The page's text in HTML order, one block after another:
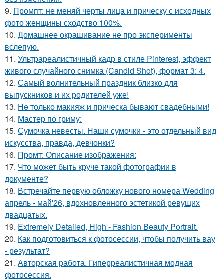
9. Промпт: не меняй черты лица и прическу с исходных
фото женщины сходство 100%.
10. Домашнее окрашивание не про эксперименты
вслепую.
11. Ультрареалистичный кадр в стиле Pinterest, эффект
живого случайного снимка (Candid Shot), формат 3: 4.
12. Самый волнительный праздник близко для
выпускников и их родителей уже!
13. He только макияж и прическа бывают свадебными!
14. Мастер по гриму:
15. Сумочка невесты. Наши сумочки - это отдельный вид
искусства, правда, девчонки?
16. Промт: Описание изображения:
17. Что может быть круче такой фотографии в
документе?
18. Встречайте первую обложку нового номера Wedding
апрель - май'26, вдохновленного эстетикой ревущих
двадцатых.
19. Extremely Detailed, High - Fashion Beauty Portrait.
20. Как подготовиться к фотосессии, чтобы получить вау
- результат?
21. Авторская работа. Гиперреалистичная модная
фотосессия.